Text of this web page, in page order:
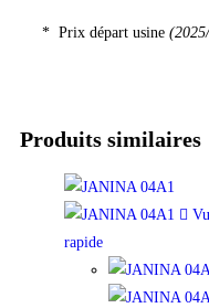
* Prix départ usine
Produits similaires
rapide